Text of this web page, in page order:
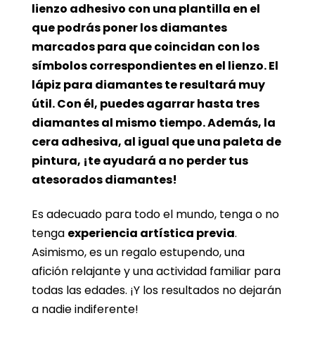
lienzo adhesivo con una plantilla en el
que podrás poner los diamantes
marcados para que coincidan con los
símbolos correspondientes en el lienzo. El
lápiz para diamantes te resultará muy
útil. Con él, puedes agarrar hasta tres
diamantes al mismo tiempo. Además, la
cera adhesiva, al igual que una paleta de
pintura, ¡te ayudará a no perder tus
atesorados diamantes!
Es adecuado para todo el mundo, tenga o no
tenga experiencia artística previa.
Asimismo, es un regalo estupendo, una
afición relajante y una actividad familiar para
todas las edades. ¡Y los resultados no dejarán
a nadie indiferente!